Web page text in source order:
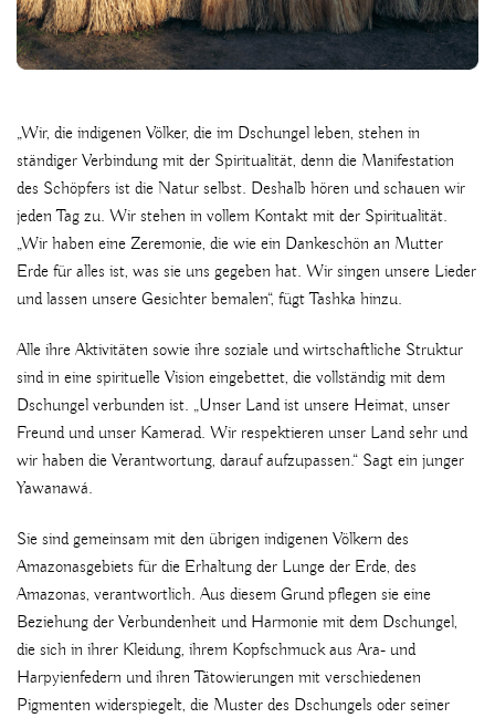
„Wir, die indigenen Völker, die im Dschungel leben, stehen in
ständiger Verbindung mit der Spiritualität, denn die Manifestation
des Schöpfers ist die Natur selbst. Deshalb hören und schauen wir
jeden Tag zu. Wir stehen in vollem Kontakt mit der Spiritualität.
„Wir haben eine Zeremonie, die wie ein Dankeschön an Mutter
Erde für alles ist, was sie uns gegeben hat. Wir singen unsere Lieder
und lassen unsere Gesichter bemalen“, fügt Tashka hinzu.
Alle ihre Aktivitäten sowie ihre soziale und wirtschaftliche Struktur
sind in eine spirituelle Vision eingebettet, die vollständig mit dem
Dschungel verbunden ist. „Unser Land ist unsere Heimat, unser
Freund und unser Kamerad. Wir respektieren unser Land sehr und
wir haben die Verantwortung, darauf aufzupassen.“ Sagt ein junger
Yawanawá.
Sie sind gemeinsam mit den übrigen indigenen Völkern des
Amazonasgebiets für die Erhaltung der Lunge der Erde, des
Amazonas, verantwortlich. Aus diesem Grund pflegen sie eine
Beziehung der Verbundenheit und Harmonie mit dem Dschungel,
die sich in ihrer Kleidung, ihrem Kopfschmuck aus Ara- und
Harpyienfedern und ihren Tätowierungen mit verschiedenen
Pigmenten widerspiegelt, die Muster des Dschungels oder seiner